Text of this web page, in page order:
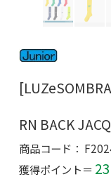
RN BACK
商品コード：
獲得ポイント＝